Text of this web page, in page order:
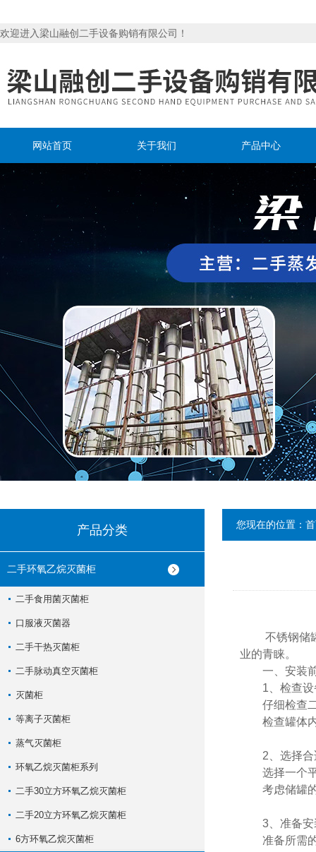
欢迎进入梁山融创二手设备购销有限公司！
网站首页 关于我们 产品中心
产品分类
二手环氧乙烷灭菌柜
二手食用菌灭菌柜
口服液灭菌器
二手干热灭菌柜
二手脉动真空灭菌柜
灭菌柜
等离子灭菌柜
蒸气灭菌柜
环氧乙烷灭菌柜系列
二手30立方环氧乙烷灭菌柜
二手20立方环氧乙烷灭菌柜
6方环氧乙烷灭菌柜
您现在的位置：
不锈钢储罐
业的青睐。
一、安装前
1、检查设
仔细检查二
检查罐体内
2、选择合
选择一个平
考虑储罐的
3、准备安
准备所需的